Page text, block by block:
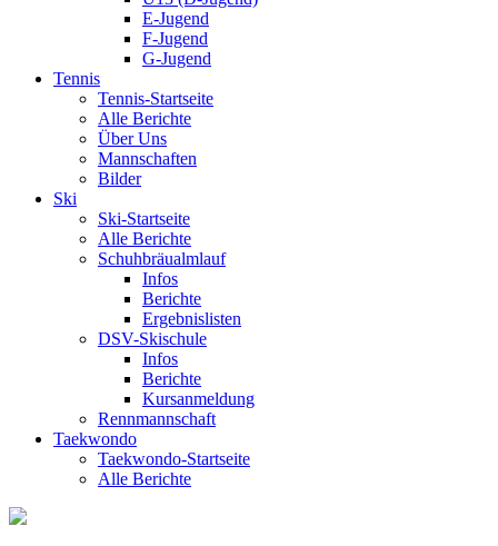
E-Jugend
F-Jugend
G-Jugend
Tennis
Tennis-Startseite
Alle Berichte
Über Uns
Mannschaften
Bilder
Ski
Ski-Startseite
Alle Berichte
Schuhbräualmlauf
Infos
Berichte
Ergebnislisten
DSV-Skischule
Infos
Berichte
Kursanmeldung
Rennmannschaft
Taekwondo
Taekwondo-Startseite
Alle Berichte